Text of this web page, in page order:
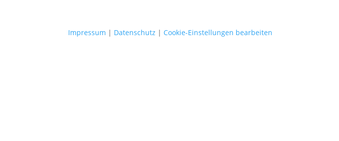
Impressum | Datenschutz | Cookie-Einstellungen bearbeiten